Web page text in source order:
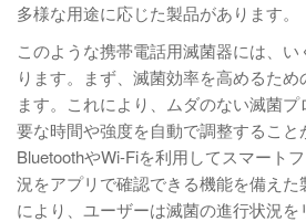
多様な用途に応じた製品があります。
このような携帯電話用滅菌器には、
ります。まず、滅菌効率を高めるた
ます。これにより、ムダのない滅菌
要な時間や強度を自動で調整すること
BluetoothやWi-Fiを利用してスマート
況をアプリで確認できる機能を備え
により、ユーザーは滅菌の進行状況